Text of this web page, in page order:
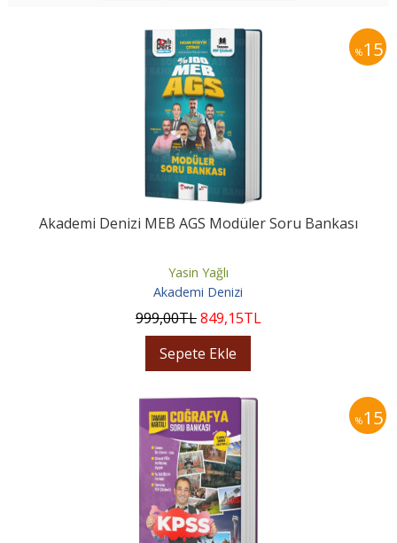
%15
Akademi Denizi MEB AGS Modüler Soru Bankası
Yasin Yağlı
Akademi Denizi
999,00TL849,15TL
Sepete Ekle
%15